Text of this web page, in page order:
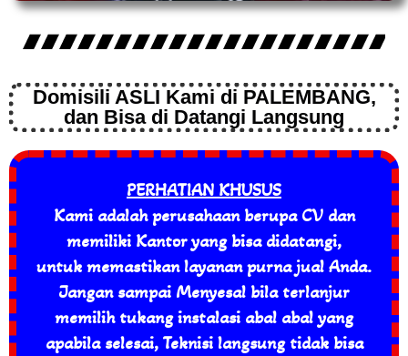
Domisili ASLI Kami di PALEMBANG,
dan Bisa di Datangi Langsung
PERHATIAN KHUSUS
Kami adalah perusahaan berupa CV dan
memiliki Kantor yang bisa didatangi,
untuk memastikan layanan purna jual Anda.
Jangan sampai Menyesal bila terlanjur
memilih tukang instalasi abal abal yang
apabila selesai, Teknisi langsung tidak bisa